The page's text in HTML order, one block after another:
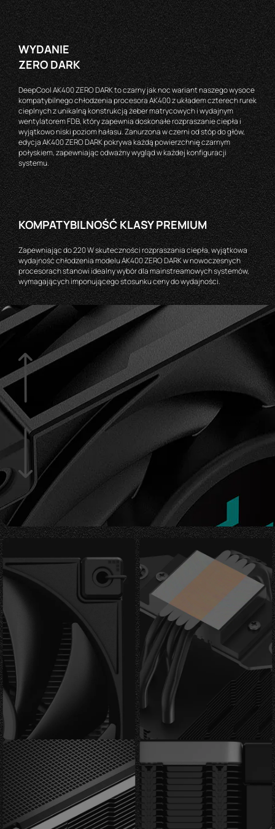
WYDANIE
ZERO DARK
DeepCool AK400 ZERO DARK to czarny jak noc wariant naszego wysoce
kompatybilnego chłodzenia procesora AK400 z układem czterech rurek
cieplnych z unikalną konstrukcją żeber matrycowych i wydajnym
wentylatorem FDB, który zapewnia doskonałe rozpraszanie ciepła i
wyjątkowo niski poziom hałasu. Zanurzona w czerni od stóp do głów,
edycja AK400 ZERO DARK pokrywa każdą powierzchnię czarnym
połyskiem, zapewniając odważny wygląd w każdej konfiguracji
systemu.
KOMPATYBILNOŚĆ KLASY PREMIUM
Zapewniając do 220 W skuteczności rozpraszania ciepła, wyjątkowa
wydajność chłodzenia modelu AK400 ZERO DARK w nowoczesnych
procesorach stanowi idealny wybór dla mainstreamowych systemów,
wymagających imponującego stosunku ceny do wydajności.